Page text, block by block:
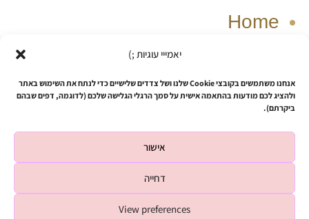
יאמייי עוגיות ;)
אנחנו משתמשים בקובצי Cookie שלנו ושל צדדים שלישיים כדי לנתח את השימוש באתר
ולהציג לכם מודעות בהתאמה אישית על סמך הרגלי הגלישה שלכם (לדוגמה, דפים שבהם
ביקרתם).
אישור
דחייה
View preferences
Home
F
a
e
o
I
n
t
g
a
T
i
t
k
W
h
t
a
Copyright © 2026 SHUSHIZ design